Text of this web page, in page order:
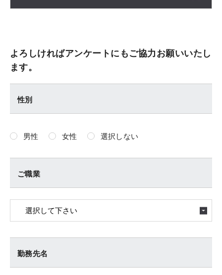
よろしければアンケートにもご協力お願いいたし
ます。
性別
男性 女性 選択しない
ご職業
勤務先名